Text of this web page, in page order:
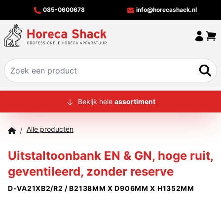
085-0600678 info@horecashack.nl
HOME
MERKEN
OFFERTECHECKER
CONTACT
Bekijk hele assortiment
/ Alle producten
Uitstaltoonbank EN & GN, hoge ruit,
geventileerd, zonder reserve
D-VA21XB2/R2 / B2138MM X D906MM X H1352MM